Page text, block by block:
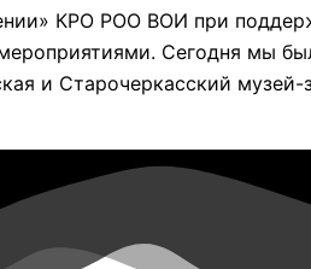
КРО РОО ВОИ при
Сегодня мы
и Старочеркасский музей-